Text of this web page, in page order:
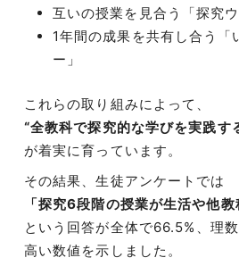
互いの授業を見合う「探究ウ
1年間の成果を共有し合う「
ー」
これらの取り組みによって、
“全教科で探究的な学びを実践す
が着実に育っています。
その結果、生徒アンケートでは
「探究6段階の授業が生活や他教
という回答が全体で66.5%、理
高い数値を示しました。